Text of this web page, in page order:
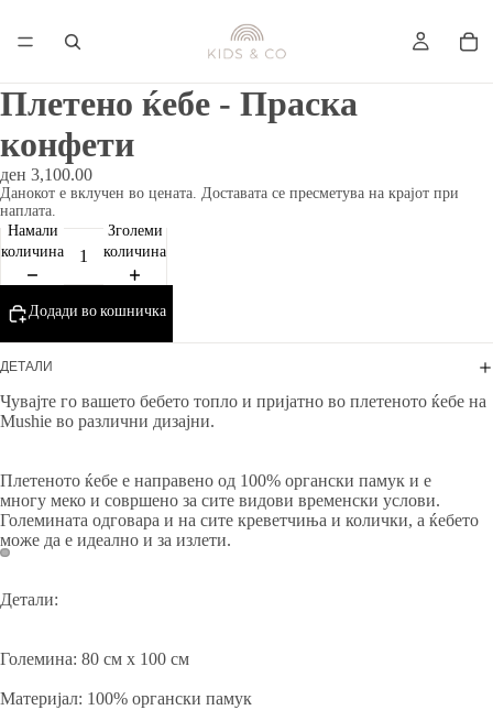
Плетено ќебе - Праска
конфети
ден 3,100.00
Данокот е вклучен во цената. Доставата се пресметува на крајот при
наплата.
Намали
количина
Зголеми
количина
Додади во кошничка
ДЕТАЛИ
Чувајте го вашето бебето топло и пријатно во плетеното ќебе на
Mushie во различни дизајни.
Плетеното ќебе е направено од 100% органски памук и е
многу меко и совршено за сите видови временски услови.
Големината одговара и на сите креветчиња и колички, а ќебето
може да е идеално и за излети.
Детали:
Големина: 80 см x 100 cм
Материјал: 100% органски памук